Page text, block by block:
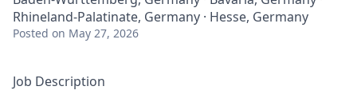
Rhineland-Palatinate, Germany · Hesse, Germany
Posted on May 27, 2026
Job Description